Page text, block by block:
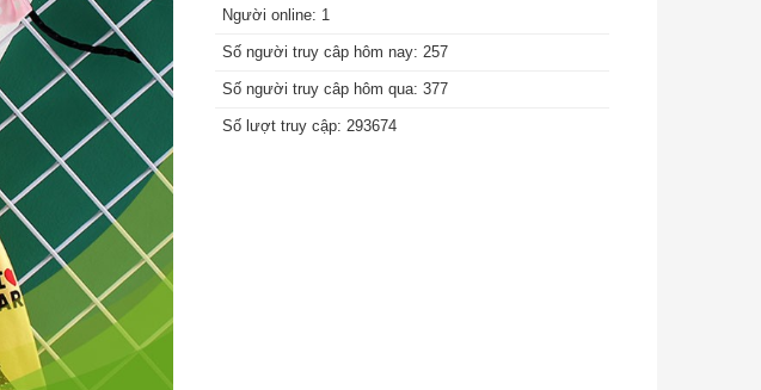
Người online: 1
Số người truy câp hôm nay: 257
Số người truy câp hôm qua: 377
Số lượt truy cập: 293674